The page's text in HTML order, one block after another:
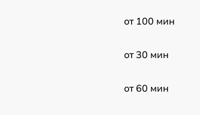
от 100 мин
от 30 мин
от 60 мин